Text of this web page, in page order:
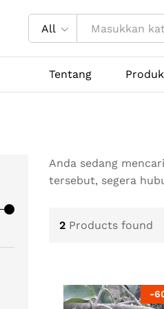
All
Tentang
Anda sedang
tersebut, segera
2 Products found
-
terendah
tertinggi